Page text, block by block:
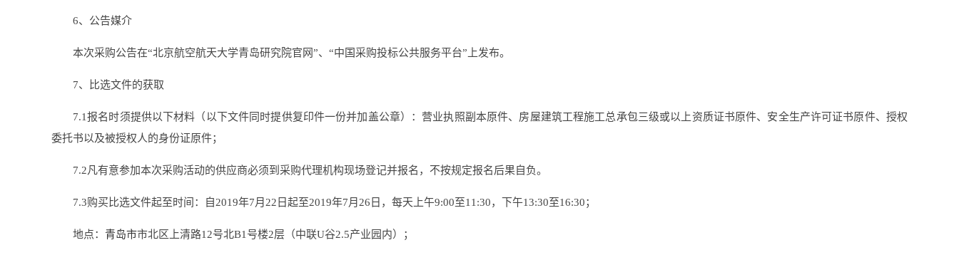
6、公告媒介
本次采购公告在“北京航空航天大学青岛研究院官网”、“中国采购投标公共服务平台”上发布。
7、比选文件的获取
7.1报名时须提供以下材料（以下文件同时提供复印件一份并加盖公章）：营业执照副本原件、房屋建筑工程施工总承包三级或以上资质证书原件、安全生产许可证书原件、授权
委托书以及被授权人的身份证原件；
7.2凡有意参加本次采购活动的供应商必须到采购代理机构现场登记并报名，不按规定报名后果自负。
7.3购买比选文件起至时间：自2019年7月22日起至2019年7月26日，每天上午9:00至11:30，下午13:30至16:30；
地点： 青岛市市北区上清路12号北B1号楼2层（中联U谷2.5产业园内）；